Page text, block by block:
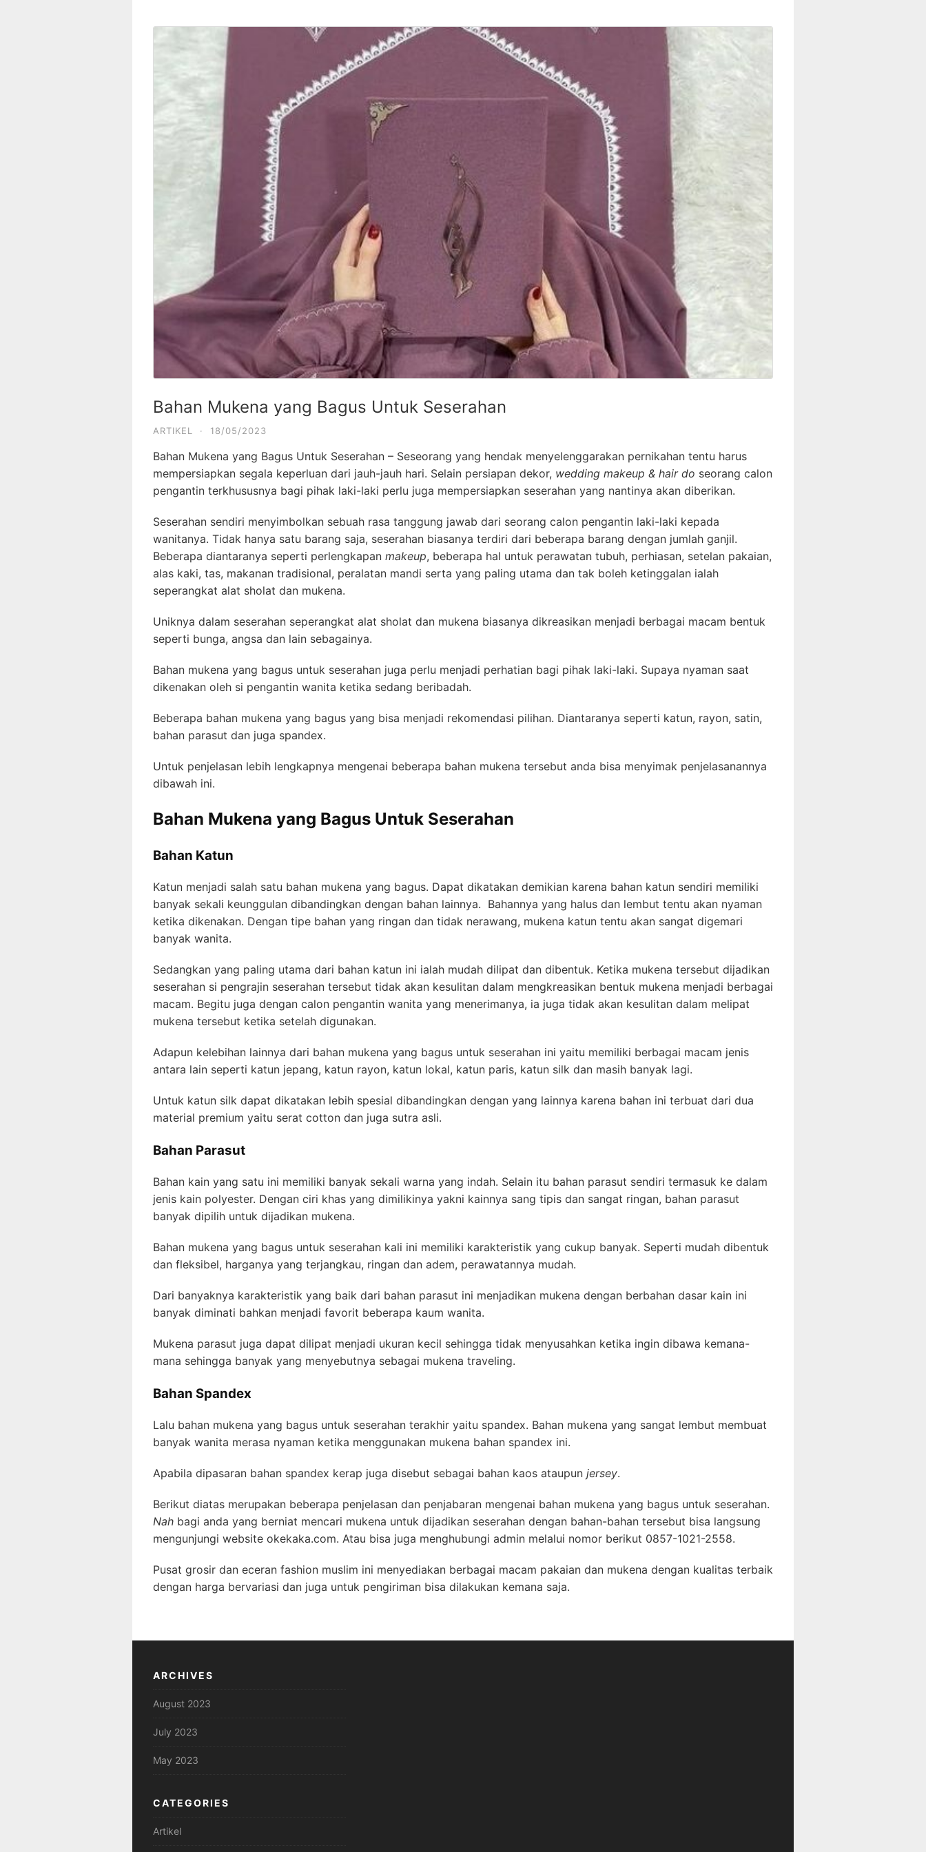
Bahan Mukena yang Bagus Untuk Seserahan
ARTIKEL · 18/05/2023
Bahan Mukena yang Bagus Untuk Seserahan – Seseorang yang hendak menyelenggarakan pernikahan tentu harus
mempersiapkan segala keperluan dari jauh-jauh hari. Selain persiapan dekor, wedding makeup & hair do seorang calon
pengantin terkhususnya bagi pihak laki-laki perlu juga mempersiapkan seserahan yang nantinya akan diberikan.
Seserahan sendiri menyimbolkan sebuah rasa tanggung jawab dari seorang calon pengantin laki-laki kepada
wanitanya. Tidak hanya satu barang saja, seserahan biasanya terdiri dari beberapa barang dengan jumlah ganjil.
Beberapa diantaranya seperti perlengkapan makeup, beberapa hal untuk perawatan tubuh, perhiasan, setelan pakaian,
alas kaki, tas, makanan tradisional, peralatan mandi serta yang paling utama dan tak boleh ketinggalan ialah
seperangkat alat sholat dan mukena.
Uniknya dalam seserahan seperangkat alat sholat dan mukena biasanya dikreasikan menjadi berbagai macam bentuk
seperti bunga, angsa dan lain sebagainya.
Bahan mukena yang bagus untuk seserahan juga perlu menjadi perhatian bagi pihak laki-laki. Supaya nyaman saat
dikenakan oleh si pengantin wanita ketika sedang beribadah.
Beberapa bahan mukena yang bagus yang bisa menjadi rekomendasi pilihan. Diantaranya seperti katun, rayon, satin,
bahan parasut dan juga spandex.
Untuk penjelasan lebih lengkapnya mengenai beberapa bahan mukena tersebut anda bisa menyimak penjelasanannya
dibawah ini.
Bahan Mukena yang Bagus Untuk Seserahan
Bahan Katun
Katun menjadi salah satu bahan mukena yang bagus. Dapat dikatakan demikian karena bahan katun sendiri memiliki
banyak sekali keunggulan dibandingkan dengan bahan lainnya. Bahannya yang halus dan lembut tentu akan nyaman
ketika dikenakan. Dengan tipe bahan yang ringan dan tidak nerawang, mukena katun tentu akan sangat digemari
banyak wanita.
Sedangkan yang paling utama dari bahan katun ini ialah mudah dilipat dan dibentuk. Ketika mukena tersebut dijadikan
seserahan si pengrajin seserahan tersebut tidak akan kesulitan dalam mengkreasikan bentuk mukena menjadi berbagai
macam. Begitu juga dengan calon pengantin wanita yang menerimanya, ia juga tidak akan kesulitan dalam melipat
mukena tersebut ketika setelah digunakan.
Adapun kelebihan lainnya dari bahan mukena yang bagus untuk seserahan ini yaitu memiliki berbagai macam jenis
antara lain seperti katun jepang, katun rayon, katun lokal, katun paris, katun silk dan masih banyak lagi.
Untuk katun silk dapat dikatakan lebih spesial dibandingkan dengan yang lainnya karena bahan ini terbuat dari dua
material premium yaitu serat cotton dan juga sutra asli.
Bahan Parasut
Bahan kain yang satu ini memiliki banyak sekali warna yang indah. Selain itu bahan parasut sendiri termasuk ke dalam
jenis kain polyester. Dengan ciri khas yang dimilikinya yakni kainnya sang tipis dan sangat ringan, bahan parasut
banyak dipilih untuk dijadikan mukena.
Bahan mukena yang bagus untuk seserahan kali ini memiliki karakteristik yang cukup banyak. Seperti mudah dibentuk
dan fleksibel, harganya yang terjangkau, ringan dan adem, perawatannya mudah.
Dari banyaknya karakteristik yang baik dari bahan parasut ini menjadikan mukena dengan berbahan dasar kain ini
banyak diminati bahkan menjadi favorit beberapa kaum wanita.
Mukena parasut juga dapat dilipat menjadi ukuran kecil sehingga tidak menyusahkan ketika ingin dibawa kemana-
mana sehingga banyak yang menyebutnya sebagai mukena traveling.
Bahan Spandex
Lalu bahan mukena yang bagus untuk seserahan terakhir yaitu spandex. Bahan mukena yang sangat lembut membuat
banyak wanita merasa nyaman ketika menggunakan mukena bahan spandex ini.
Apabila dipasaran bahan spandex kerap juga disebut sebagai bahan kaos ataupun jersey.
Berikut diatas merupakan beberapa penjelasan dan penjabaran mengenai bahan mukena yang bagus untuk seserahan.
Nah bagi anda yang berniat mencari mukena untuk dijadikan seserahan dengan bahan-bahan tersebut bisa langsung
mengunjungi website okekaka.com. Atau bisa juga menghubungi admin melalui nomor berikut 0857-1021-2558.
Pusat grosir dan eceran fashion muslim ini menyediakan berbagai macam pakaian dan mukena dengan kualitas terbaik
dengan harga bervariasi dan juga untuk pengiriman bisa dilakukan kemana saja.
ARCHIVES
August 2023
July 2023
May 2023
CATEGORIES
Artikel